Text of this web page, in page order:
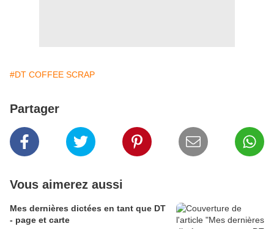
#DT COFFEE SCRAP
Partager
Vous aimerez aussi
Mes dernières dictées en tant que DT
- page et carte